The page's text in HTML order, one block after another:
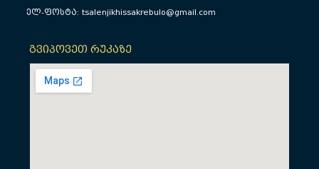
ელ-ფოსტა: tsalenjikhissakrebulo@gmail.com
გვიპოვეთ რუკაზე